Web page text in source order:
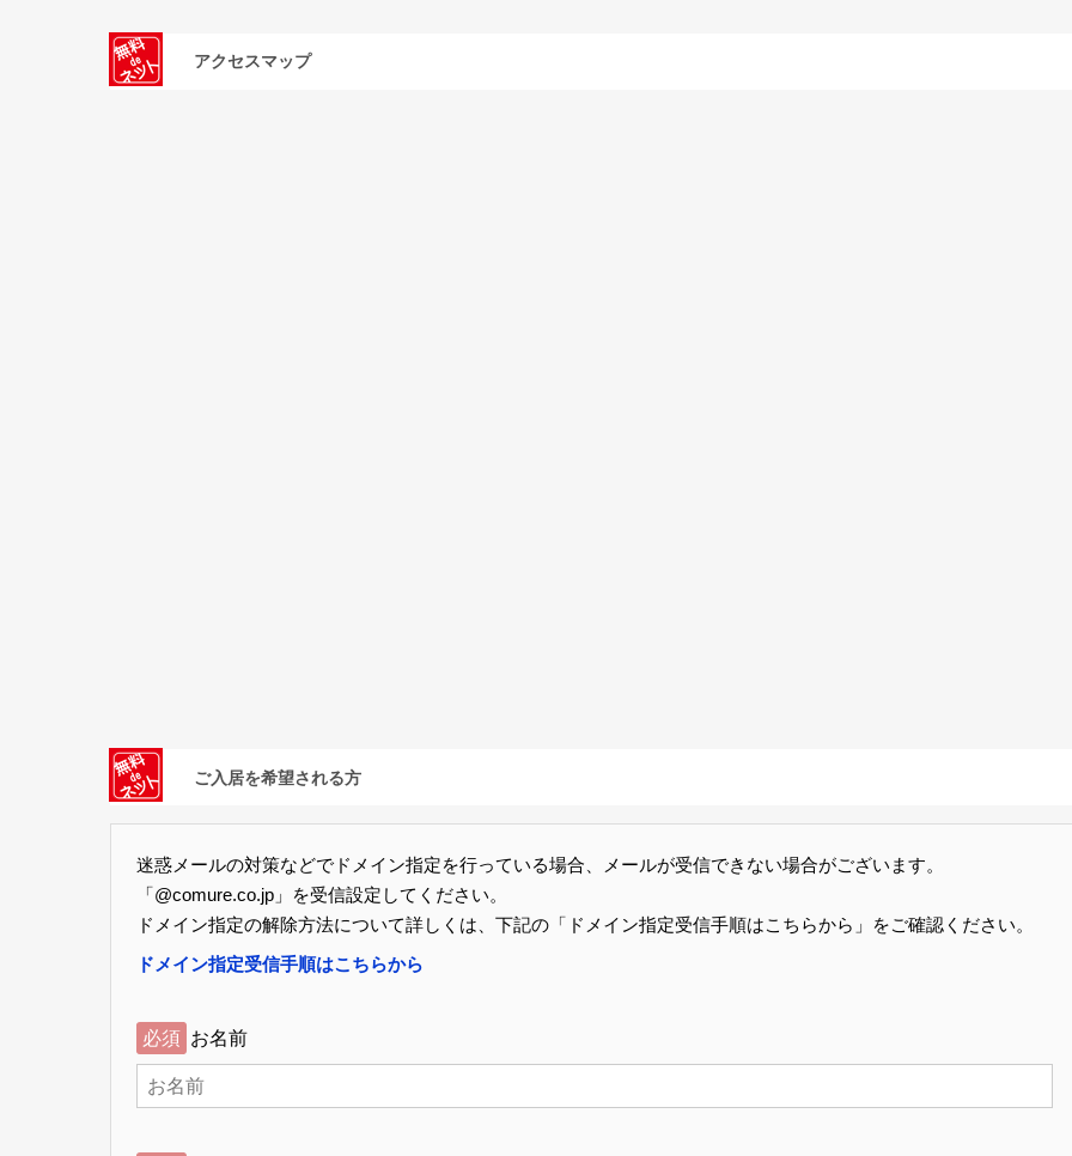
アクセスマップ
ご入居を希望される方
迷惑メールの対策などでドメイン指定を行っている場合、メールが受信できない場合がございます。
「@comure.co.jp」を受信設定してください。
ドメイン指定の解除方法について詳しくは、下記の「ドメイン指定受信手順はこちらから」をご確認ください。
ドメイン指定受信手順はこちらから
必須 お名前